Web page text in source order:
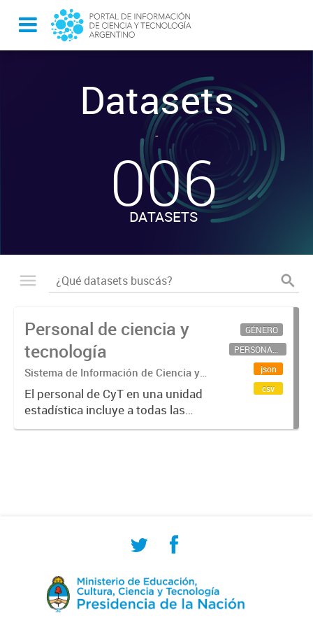
Datasets
-
006
DATASETS
Personal de ciencia y
tecnología
Sistema de Información de Ciencia y
Tecnología Argentino (SICYTAR)
El personal de CyT en una unidad
estadística incluye a todas las
personas involucradas
GÉNERO
PERSONAL CIENTÍFICO-TECNOLÓGICO
json
csv